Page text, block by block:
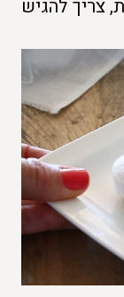
צריך להגיש